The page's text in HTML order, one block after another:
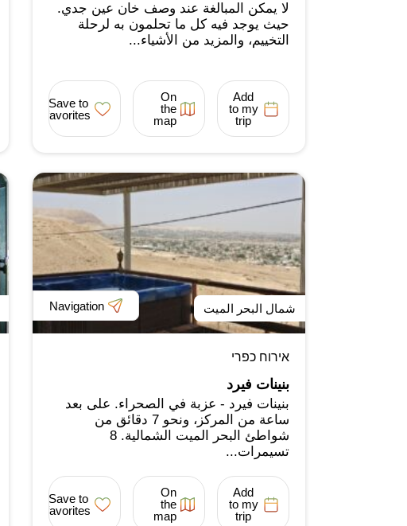
لا يمكن المبالغة عند وصف خان عين جدي.
حيث يوجد فيه كل ما تحلمون به لرحلة
التخييم، والمزيد من الأشياء...
Add
to my
trip
On
the
map
Save to
favorites
شمال البحر الميت Navigation
אירוח כפרי
بنينات فيرد
بنينات فيرد - عزبة في الصحراء. على بعد
ساعة من المركز، ونحو 7 دقائق من
شواطئ البحر الميت الشمالية. 8
تسيمرات...
Add
to my
trip
On
the
map
Save to
favorites